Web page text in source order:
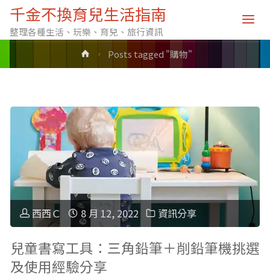
千金不換育兒生活指南
整理各種生活、玩樂、育兒、旅行資訊
標籤: 購物
HomePosts tagged "購物"
西西Ｃ 8 月 12, 2022 資訊分享
兒童書寫工具：三角鉛筆＋削鉛筆機挑選
及使用經驗分享